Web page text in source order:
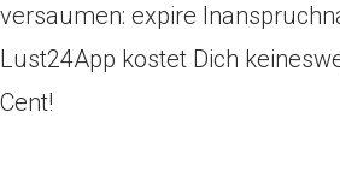
versaumen: expire
Lust24App kostet Dich
Cent!